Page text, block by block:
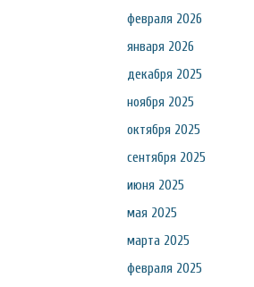
февраля 2026
января 2026
декабря 2025
ноября 2025
октября 2025
сентября 2025
июня 2025
мая 2025
марта 2025
февраля 2025